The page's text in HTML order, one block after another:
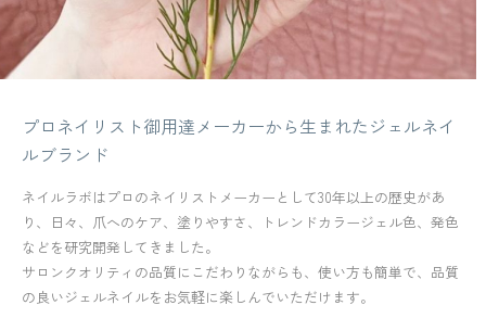
プロネイリスト御用達メーカーから生まれたジェルネイ
ルブランド
ネイルラボはプロのネイリストメーカーとして30年以上の歴史があ
り、日々、爪へのケア、塗りやすさ、トレンドカラージェル色、発色
などを研究開発してきました。
サロンクオリティの品質にこだわりながらも、使い方も簡単で、品質
の良いジェルネイルをお気軽に楽しんでいただけます。